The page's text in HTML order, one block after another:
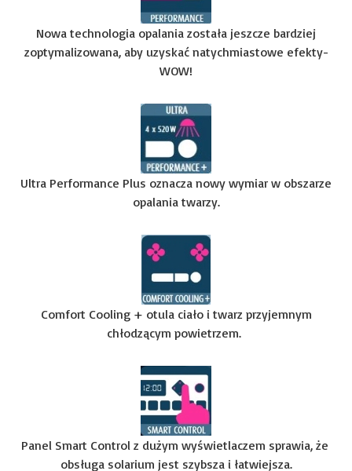
Nowa technologia opalania została jeszcze bardziej
zoptymalizowana, aby uzyskać natychmiastowe efekty-
WOW!
Ultra Performance Plus oznacza nowy wymiar w obszarze
opalania twarzy.
Comfort Cooling + otula ciało i twarz przyjemnym
chłodzącym powietrzem.
Panel Smart Control z dużym wyświetlaczem sprawia, że ​​
obsługa solarium jest szybsza i łatwiejsza.